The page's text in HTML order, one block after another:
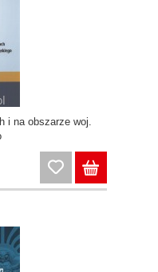
i na obszarze woj.